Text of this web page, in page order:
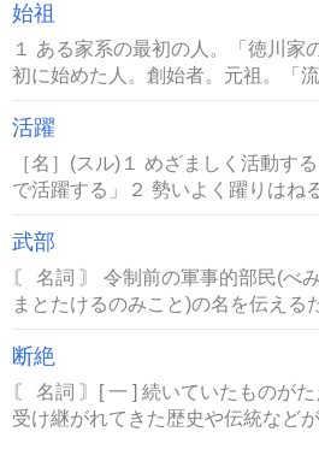
始祖
１ ある家系の最初の人。「徳川家
初に始めた人。創始者。元祖。「
活躍
［名］(スル)１ めざましく活動す
で活躍する」２ 勢いよく躍りはね
武部
〘 名詞 〙 令制前の軍事的部民(べ
まとたけるのみこと)の名を伝える
断絶
〘 名詞 〙[ 一 ] 続いていたものが
受け継がれてきた歴史や伝統など